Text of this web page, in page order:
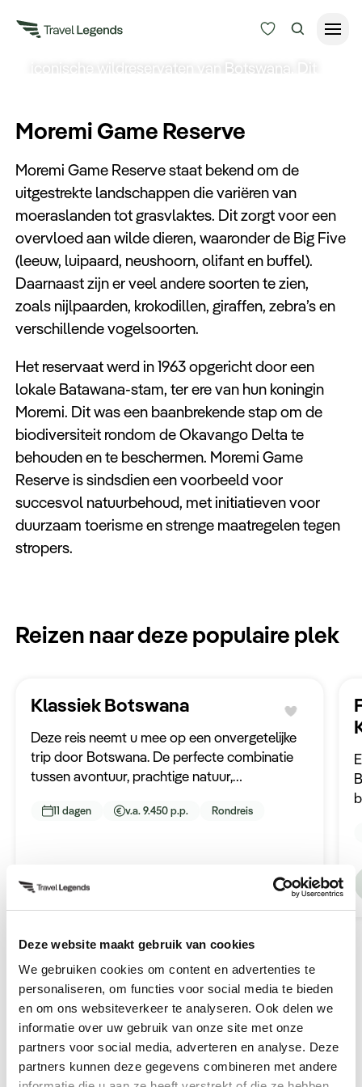
Deze website maakt gebruik van cookies
We gebruiken cookies om content en advertenties te
personaliseren, om functies voor social media te bieden
en om ons websiteverkeer te analyseren. Ook delen we
informatie over uw gebruik van onze site met onze
partners voor social media, adverteren en analyse. Deze
partners kunnen deze gegevens combineren met andere
Alle bestemmingen
Type reizen
Bedrijfsreizen
Inspiratie
Over ons
Keuzehulp
iconische wildreservaten van
Botswana
kilometer bestaat. Langs de Okavango rivier
kunt u veel verschillende diersoorten spotten.
Moremi Game Reserve
Moremi Game Reserve staat bekend om de
uitgestrekte landschappen die variëren van
moeraslanden tot grasvlaktes. Dit zorgt voor een
overvloed aan wilde dieren, waaronder de Big Five
(leeuw, luipaard, neushoorn, olifant en buffel).
Daarnaast zijn er veel andere soorten te zien,
zoals nijlpaarden, krokodillen, giraffen, zebra’s en
verschillende vogelsoorten.
Het reservaat werd in 1963 opgericht door een
lokale Batawana-stam, ter ere van hun koningin
Moremi. Dit was een baanbrekende stap om de
biodiversiteit rondom de Okavango Delta te
behouden en te beschermen. Moremi Game
Reserve is sindsdien een voorbeeld voor
succesvol natuurbehoud, met initiatieven voor
duurzaam toerisme en strenge maatregelen tegen
stropers.
Reizen naar deze populaire plek
Klassiek Botswana
Deze reis neemt u mee op een onvergetelijke
trip door Botswana. De perfecte combinatie
tussen avontuur, prachtige natuur,
11 dagen v.a. 9.450 p.p. Rondreis
Hoogtepunten en ervaringen